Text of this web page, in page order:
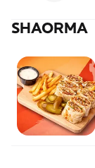
SHAORMA